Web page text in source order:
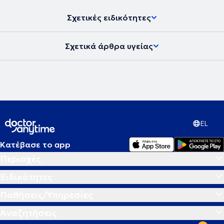
Σχετικές ειδικότητες
Σχετικά άρθρα υγείας
EL
Κατέβασε το app